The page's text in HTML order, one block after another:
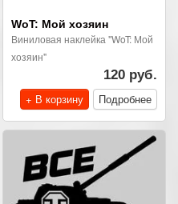
WoT: Мой хозяин
Виниловая наклейка "WoT: Мой
хозяин"
120 руб.
+ В корзину
Подробнее